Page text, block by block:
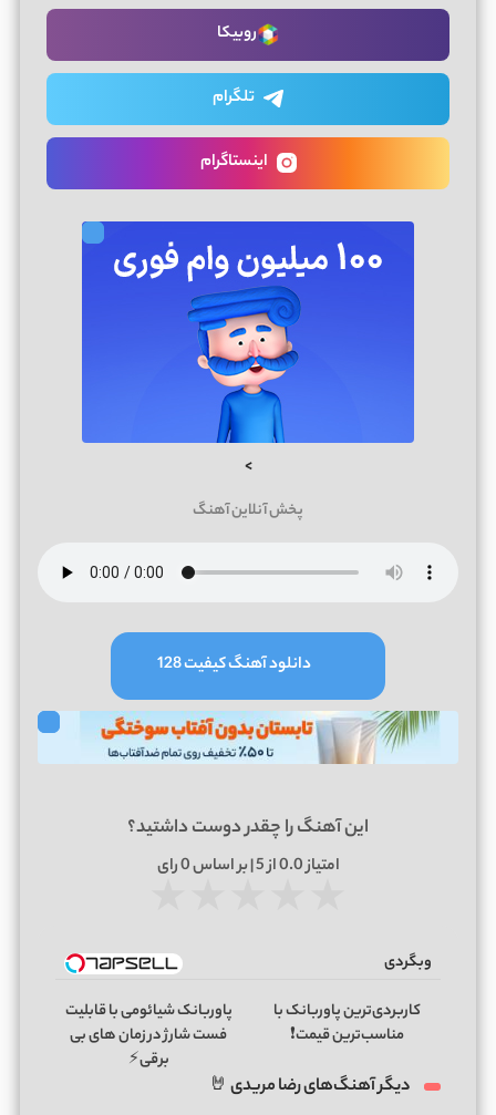
روبیکا
تلگرام
اینستاگرام
>
پخش آنلاین آهنگ
دانلود آهنگ کیفیت 128
این آهنگ را چقدر دوست داشتید؟
امتیاز0.0از 5 | بر اساس 0رای
وبگردی
کاربردی‌ترین پاوربانک با
مناسب‌ترین قیمت❗
پاوربانک شیائومی با قابلیت
فست شارژ در زمان های بی
برقی⚡
دیگر آهنگ‌های رضا مریدی 🤘